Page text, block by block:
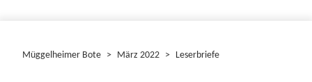
Müggelheimer Bote > März 2022 > Leserbriefe